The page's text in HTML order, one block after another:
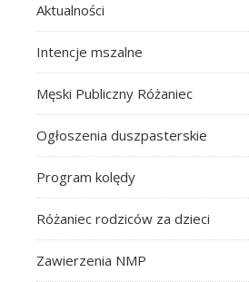
Aktualności
Intencje mszalne
Męski Publiczny Różaniec
Ogłoszenia duszpasterskie
Program kolędy
Różaniec rodziców za dzieci
Zawierzenia NMP